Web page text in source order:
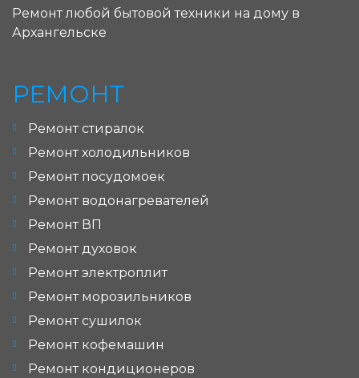
Ремонт любой бытовой техники на дому в
Архангельске
РЕМОНТ
Ремонт стиралок
Ремонт холодильников
Ремонт посудомоек
Ремонт водонагревателей
Ремонт ВП
Ремонт духовок
Ремонт электроплит
Ремонт морозильников
Ремонт сушилок
Ремонт кофемашин
Ремонт кондиционеров